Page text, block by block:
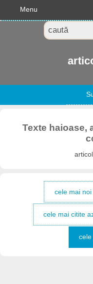
Menu
Texte haioase,
cele mai noi
cele mai citite
cele